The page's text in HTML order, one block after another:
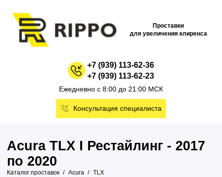
Проставки
для увеличения клиренса
+7 (939) 113-62-36
+7 (939) 113-62-23
Ежедневно с 8:00 до 21:00 МСК
Консультация специалиста
Acura TLX I Рестайлинг - 2017
по 2020
Каталог проставок Acura TLX